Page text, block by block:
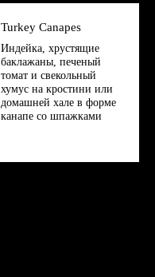
Turkey Canapes
Индейка, хрустящие
баклажаны, печеный
томат и свекольный
хумус на кростини или
домашней хале в форме
канапе со шпажками